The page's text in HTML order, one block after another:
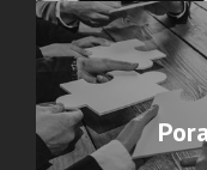
Wielu z nas stara
przyszłość. Znacznie